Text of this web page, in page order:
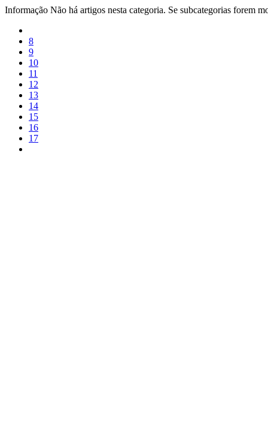
Informação Não há artigos nesta categoria. Se subcategorias forem
8
9
10
11
12
13
14
15
16
17